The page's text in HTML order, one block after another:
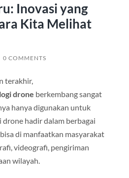
Inovasi yang
Kita Melihat
0 COMMENTS
terakhir,
drone berkembang sangat
hanya digunakan untuk
hadir dalam berbagai
di manfaatkan masyarakat
videografi, pengiriman
wilayah.